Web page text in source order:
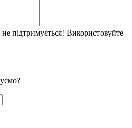
підтримується! Використовуйте